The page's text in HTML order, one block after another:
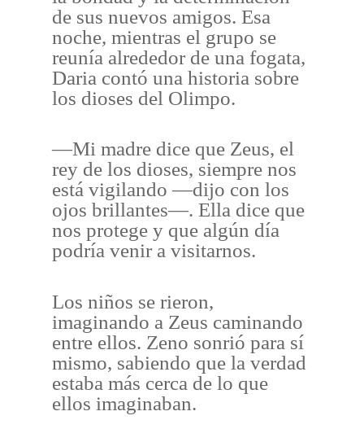
de sus nuevos amigos. Esa
noche, mientras el grupo se
reunía alrededor de una fogata,
Daria contó una historia sobre
los dioses del Olimpo.
—Mi madre dice que Zeus, el
rey de los dioses, siempre nos
está vigilando —dijo con los
ojos brillantes—. Ella dice que
nos protege y que algún día
podría venir a visitarnos.
Los niños se rieron,
imaginando a Zeus caminando
entre ellos. Zeno sonrió para sí
mismo, sabiendo que la verdad
estaba más cerca de lo que
ellos imaginaban.